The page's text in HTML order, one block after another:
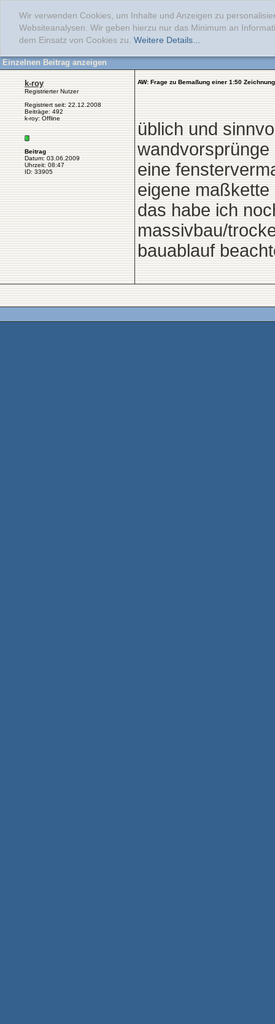
Wir verwenden Cookies, um Inhalte und Anzeigen zu
Websiteanalysen. Wir geben hierzu nur das Minimum an
dem Einsatz von Cookies zu. Weitere Details...
Einzelnen Beitrag anzeigen
k-roy
Registrierter Nutzer
Registriert seit: 22.12.2008
Beiträge: 492
k-roy: Offline
Beitrag
Datum: 03.06.2009
Uhrzeit: 08:47
ID: 33905
AW: Frage zu Bemaßung einer 1:50 Zeichnung
üblich und
eine
eigene
das habe ich
massivbau/
bauablauf